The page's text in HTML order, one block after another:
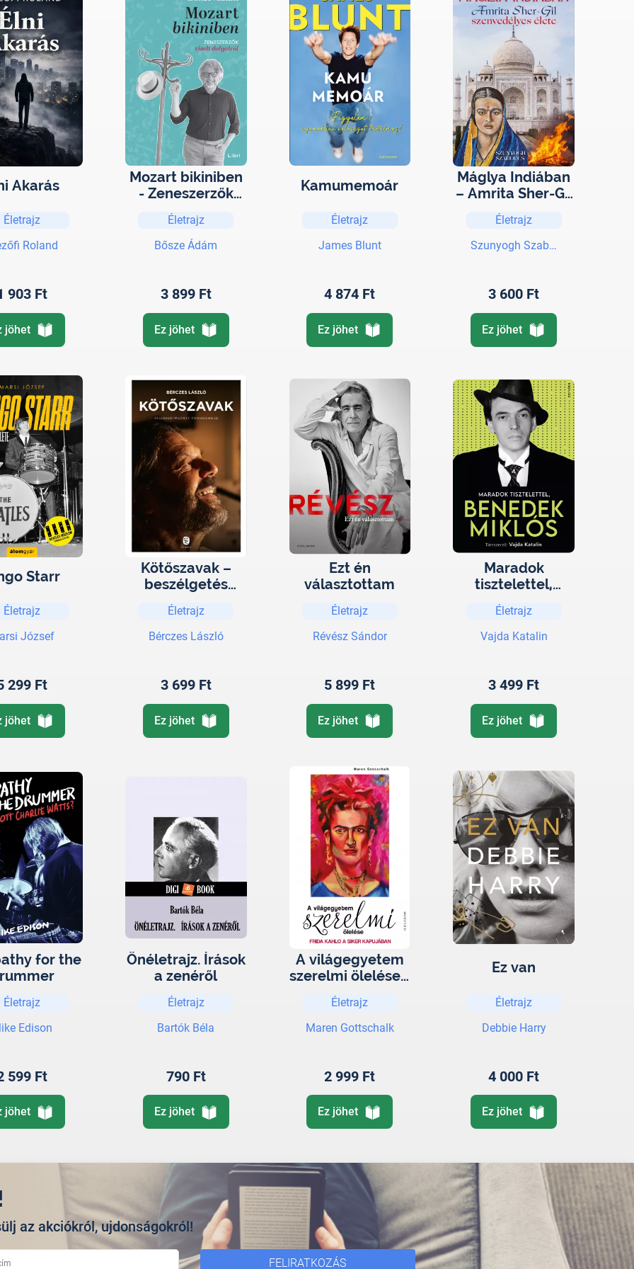
Akarás
Életrajz
Roland
903 Ft
jöhet
Mozart bikiniben
- Zeneszerzők
viselt dolgairól
Életrajz
Bősze Ádám
3 899 Ft
Ez jöhet
Kamumemoár
Életrajz
James Blunt
4 874 Ft
Ez jöhet
Máglya Indiában
– Amrita Sher-Gil
szenvedélyes
élete
Életrajz
Szunyogh Szabolcs
3 600 Ft
Ez jöhet
Starr
Életrajz
József
299 Ft
jöhet
Kötőszavak –
beszélgetés
önmagammal
Életrajz
Bérczes László
3 699 Ft
Ez jöhet
Ezt én
választottam
Életrajz
Révész Sándor
5 899 Ft
Ez jöhet
Maradok
tisztelettel,
Benedek Miklós
Életrajz
Vajda Katalin
3 499 Ft
Ez jöhet
for the
Életrajz
Edison
599 Ft
jöhet
Önéletrajz. Írások
a zenéről
Életrajz
Bartók Béla
790 Ft
Ez jöhet
A világegyetem
szerelmi ölelése -
Frida Kahlo a
siker kapujában
Életrajz
Maren Gottschalk
2 999 Ft
Ez jöhet
Ez van
Életrajz
Debbie Harry
4 000 Ft
Ez jöhet
az akciókról, ujdonságokról!
FELIRATKOZÁS